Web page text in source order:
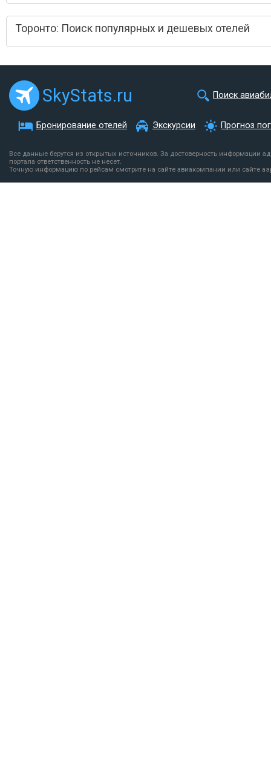
Торонто: Поиск популярных и дешевых отелей
SkyStats.ru Поиск
Бронирование отелей Экскурсии Прогноз
Все данные берутся из открытых источников. За достоверность информации
портала ответственность не несет.
Точную информацию по рейсам смотрите на сайте авиакомпании или сайте